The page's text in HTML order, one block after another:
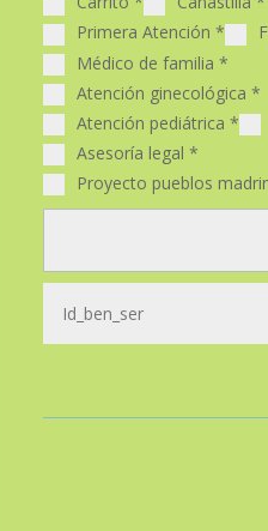
Primera Atención *
Médico de familia *
Atención ginecológica *
Atención pediátrica *
Asesoría legal *
Proyecto pueblos